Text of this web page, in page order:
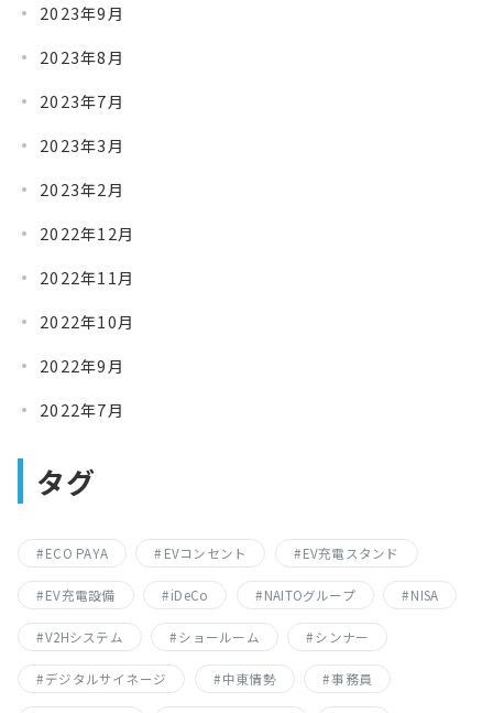
2023年9月
2023年8月
2023年7月
2023年3月
2023年2月
2022年12月
2022年11月
2022年10月
2022年9月
2022年7月
タグ
ECO PAYA EVコンセント EV充電スタンド
EV充電設備 iDeCo NAITOグループ NISA
V2Hシステム ショールーム シンナー
デジタルサイネージ 中東情勢 事務員